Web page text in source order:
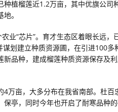
植榴莲近1.2万亩，其中优旗公司
。
业“芯片”。育才生态区着眼长远，
划建立种质资源圃，在引进100多
品种，建成榴莲种质资源保存及
万亩，大多分布在我省南部。杜百
亭，同时今年也开启了耐寒品种